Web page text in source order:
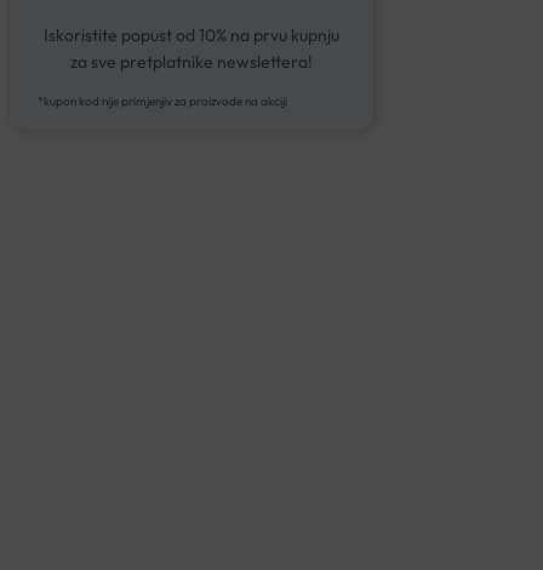
Iskoristite popust od 10% na prvu kupnju
za sve pretplatnike newslettera!
*kupon kod nije primjenjiv za proizvode na akciji